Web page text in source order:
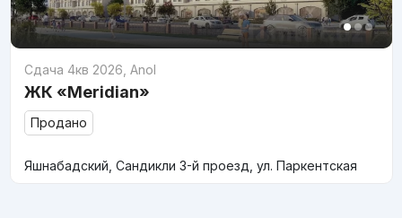
Сдача 4кв 2026 Anol
ЖК «Meridian»
Продано
Яшнабадский, Сандикли 3-й проезд, ул. Паркентская